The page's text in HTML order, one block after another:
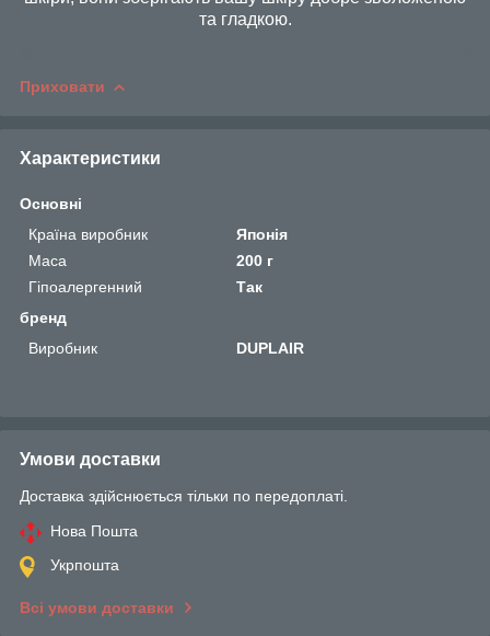
та гладкою.
Приховати
Характеристики
Основні
Країна виробник
Японія
Маса
200 г
Гіпоалергенний
Так
бренд
Виробник
DUPLAIR
Умови доставки
Доставка здійснюється тільки по передоплаті.
Нова Пошта
Укрпошта
Всі умови доставки